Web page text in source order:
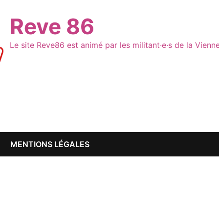
Reve 86
Le site Reve86 est animé par les militant·e·s de la
MENTIONS LÉGALES